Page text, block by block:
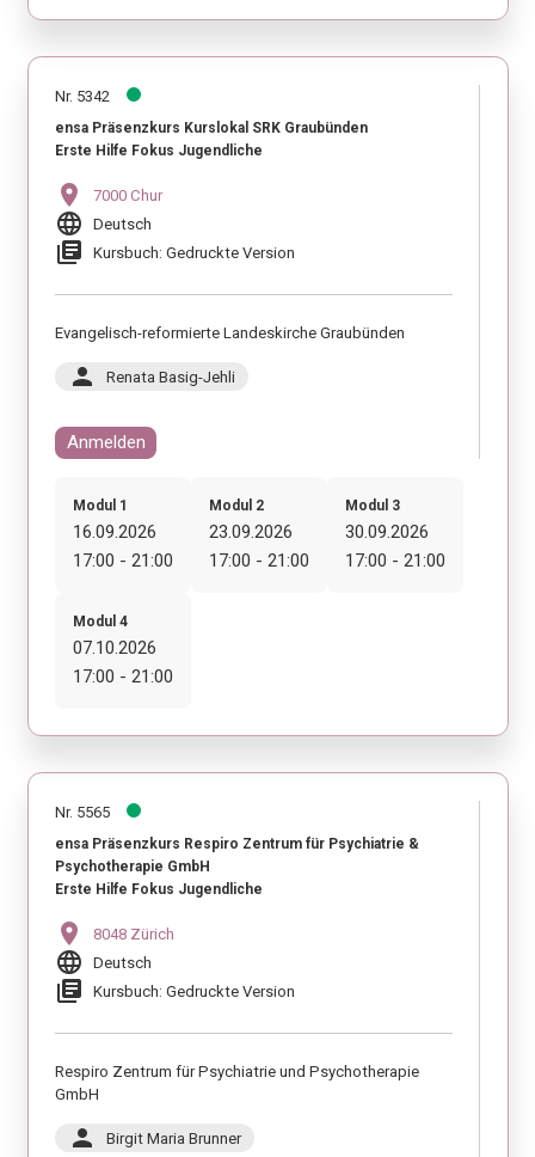
Nr. 5342
ensa Präsenzkurs Kurslokal SRK Graubünden
Erste Hilfe Fokus Jugendliche
location_on 7000 Chur
language Deutsch
library_books Kursbuch: Gedruckte Version
Evangelisch-reformierte Landeskirche Graubünden
person Renata Basig-Jehli
Anmelden
Modul 1
16.09.2026
17:00 - 21:00
Modul 2
23.09.2026
17:00 - 21:00
Modul 3
30.09.2026
17:00 - 21:00
Modul 4
07.10.2026
17:00 - 21:00
Nr. 5565
ensa Präsenzkurs Respiro Zentrum für Psychiatrie &
Psychotherapie GmbH
Erste Hilfe Fokus Jugendliche
location_on 8048 Zürich
language Deutsch
library_books Kursbuch: Gedruckte Version
Respiro Zentrum für Psychiatrie und Psychotherapie
GmbH
person Birgit Maria Brunner